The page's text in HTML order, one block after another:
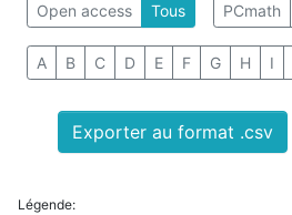
Open access Tous PCmath
A B C D E F G H I
Exporter au format .csv
Légende: